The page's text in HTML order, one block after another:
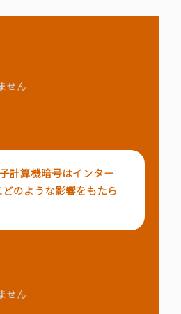
せん
計算機暗号はインター
のような影響をもたら
せん